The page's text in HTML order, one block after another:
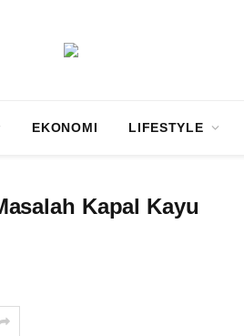
EKONOMI LIFESTYLE
Kapal Kayu